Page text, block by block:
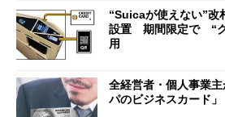
“Suicaが使えない”改
設置 期間限定で “ク
用
全経営者・個人事業
パのビジネスカード」